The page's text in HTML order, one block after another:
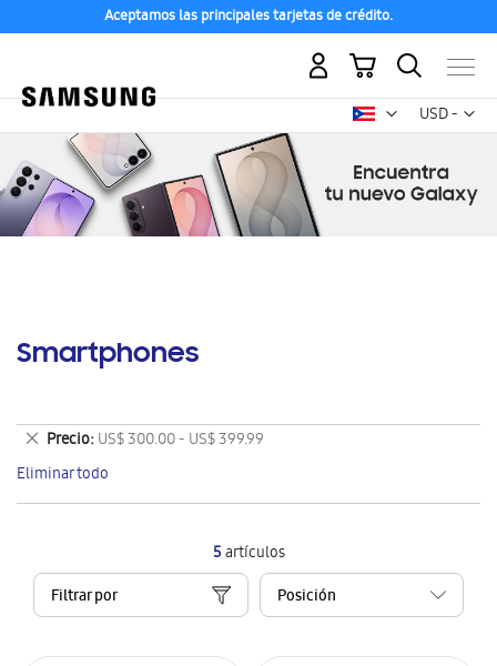
Aceptamos las principales tarjetas de crédito.
USD -
dólar
Mi carrito
Smartphones
5artículos
Filtrar por
Precio US$ 300.00 - US$ 399.99
Eliminar
este
artículo
Eliminar todo